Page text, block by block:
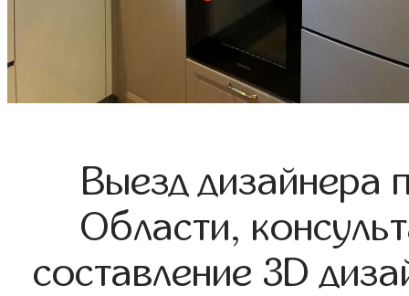
Выезд дизайнера
Области,
составление 3D